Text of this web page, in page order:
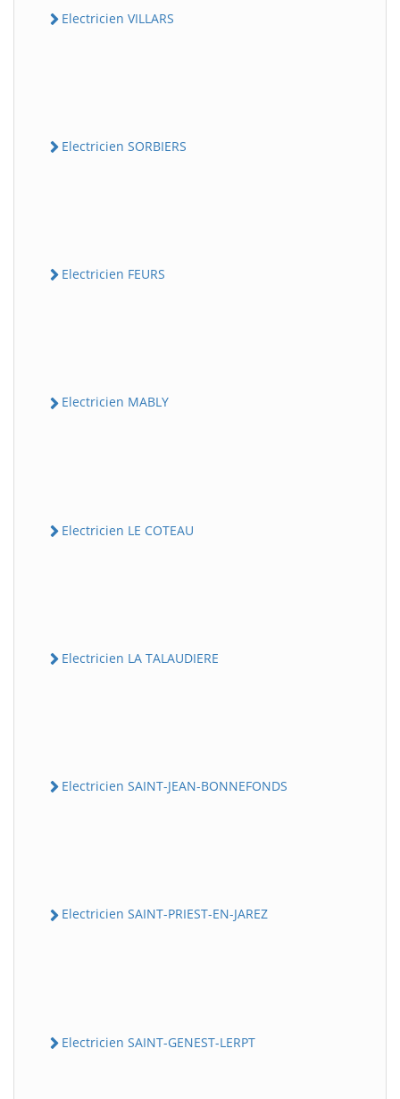
Electricien VILLARS
Electricien SORBIERS
Electricien FEURS
Electricien MABLY
Electricien LE COTEAU
Electricien LA TALAUDIERE
Electricien SAINT-JEAN-BONNEFONDS
Electricien SAINT-PRIEST-EN-JAREZ
Electricien SAINT-GENEST-LERPT